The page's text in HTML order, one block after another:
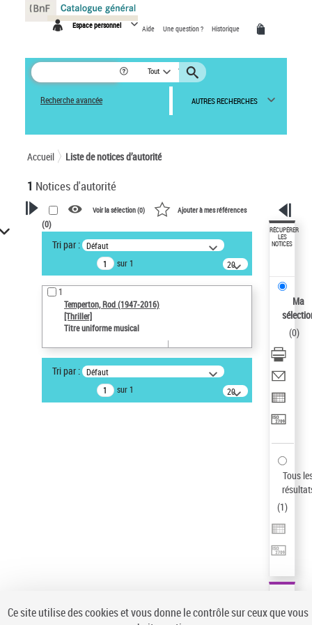
Espace personnel Aide Une question ? Historique
Tout
Recherche avancée AUTRES RECHERCHES
Accueil Liste de notices d’autorité
1 Notices d'autorité
VOTRE RECHERCHE
Recherche avancée dans les
notices d’autorité
Œuvres liées à l'auteur :
Temperton, Rod (1947-2016)
Type de notice d'autorité
Œuvre
Statut de la notice d’autorité
Voir la sélection (0) Ajouter à mes références
(0)
Tri par : Défaut
sur 1
20
résultats/page
1
Temperton, Rod (1947-2016)
[Thriller]
Titre uniforme musical
Tri par : Défaut
sur 1
20
résultats/page
RÉCUPÉRER
LES
NOTICES
Ma
(0)
Tous
(1)
Panneau de gestion des cookies
Ce site utilise des cookies et vous donne le contrôle sur ceux que vous